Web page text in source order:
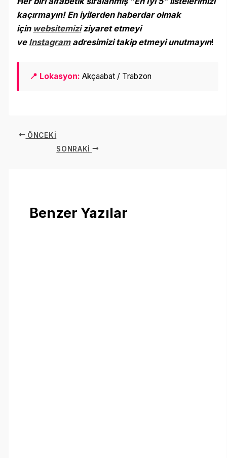
kaçırmayın! En iyilerden haberdar olmak
için websitemiziziyaret etmeyi
ve Instagramadresimizi takip etmeyi unutmayın!
📍 Lokasyon: Akçaabat / Trabzon
ÖNCEKI
SONRAKI
Benzer Yazılar